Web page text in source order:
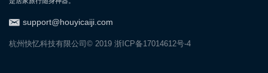
support@houyicaiji.com
杭州快忆科技有限公司© 2019 浙ICP备17014612号-4